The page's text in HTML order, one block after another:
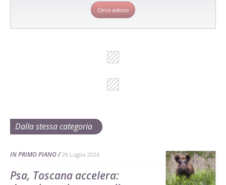
Cerca adesso
Dalla stessa categoria
IN PRIMO PIANO 29 Luglio 2026
Psa, Toscana accelera: